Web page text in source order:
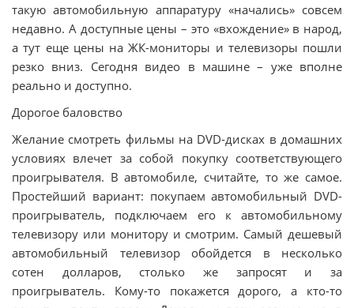
такую автомобильную аппаратуру «начались» совсем
недавно. А доступные цены – это «вхождение» в народ,
а тут еще цены на ЖК-мониторы и телевизоры пошли
резко вниз. Сегодня видео в машине – уже вполне
реально и доступно.
Дорогое баловство
Желание смотреть фильмы на DVD-дисках в домашних
условиях влечет за собой покупку соответствующего
проигрывателя. В автомобиле, считайте, то же самое.
Простейший вариант: покупаем автомобильный DVD-
проигрыватель, подключаем его к автомобильному
телевизору или монитору и смотрим. Самый дешевый
автомобильный телевизор обойдется в несколько
сотен долларов, столько же запросят и за
проигрыватель. Кому-то покажется дорого, а кто-то